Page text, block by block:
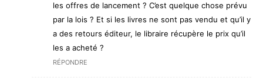
les offres de lancement ? C’est quelque chose prévu
par la lois ? Et si les livres ne sont pas vendu et qu’il y
a des retours éditeur, le libraire récupère le prix qu’il
les a acheté ?
RÉPONDRE